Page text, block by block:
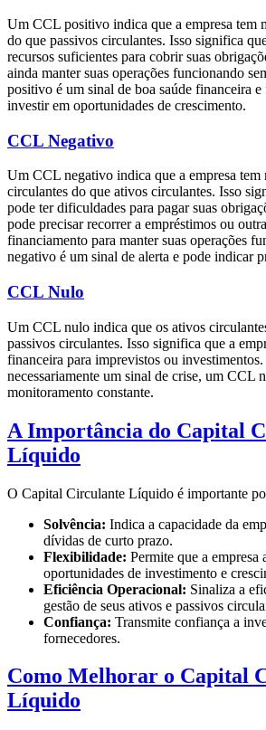
Um CCL positivo indica que a empresa tem
do que passivos circulantes. Isso significa
recursos suficientes para cobrir suas
ainda manter suas operações funcionando
positivo é um sinal de boa saúde financeira
investir em oportunidades de crescimento.
CCL Negativo
Um CCL negativo indica que a empresa tem
circulantes do que ativos circulantes. Isso
pode ter dificuldades para pagar suas
pode precisar recorrer a empréstimos ou
financiamento para manter suas operações
negativo é um sinal de alerta e pode indicar
CCL Nulo
Um CCL nulo indica que os ativos
passivos circulantes. Isso significa que a
financeira para imprevistos ou
necessariamente um sinal de crise, um CCL
monitoramento constante.
A Importância do Capital
Líquido
O Capital Circulante Líquido é importante
Solvência: Indica a capacidade da
dívidas de curto prazo.
Flexibilidade: Permite que a empresa
oportunidades de investimento e
Eficiência Operacional: Sinaliza a
gestão de seus ativos e passivos
Confiança: Transmite confiança a
fornecedores.
Como Melhorar o Capital
Líquido